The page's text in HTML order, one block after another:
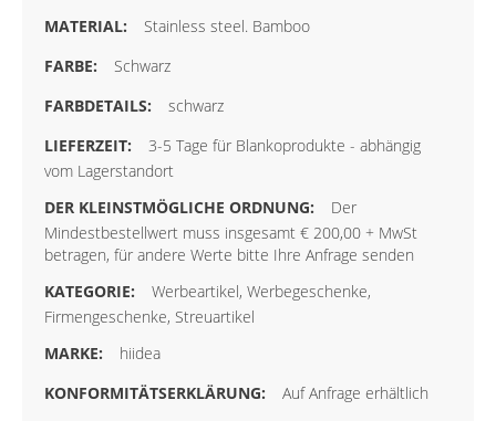
Stainless steel. Bamboo
Schwarz
schwarz
3-5 Tage für Blankoprodukte - abhängig
vom Lagerstandort
Der
Mindestbestellwert muss insgesamt € 200,00 + MwSt
betragen, für andere Werte bitte Ihre Anfrage senden
Werbeartikel, Werbegeschenke,
Firmengeschenke, Streuartikel
hiidea
Auf Anfrage erhältlich